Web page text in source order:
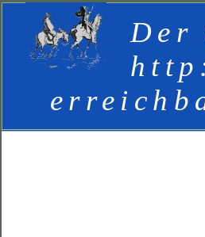
Der